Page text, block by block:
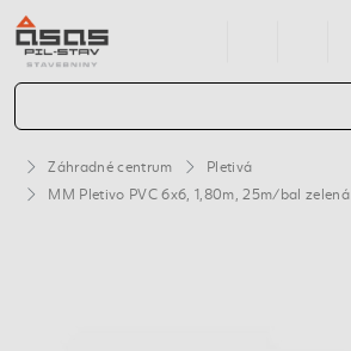
Záhradné centrum
Pletivá
MM Pletivo PVC 6x6, 1,80m, 25m/bal zelená